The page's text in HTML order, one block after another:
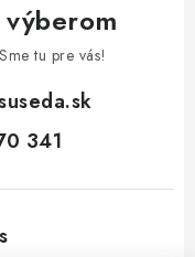
výberom
tu pre vás!
341